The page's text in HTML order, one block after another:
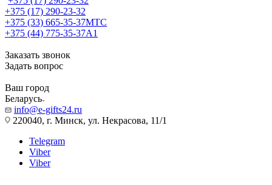
+375 (17) 290-23-32
+375 (33) 665-35-37МТС
+375 (44) 775-35-37А1
Заказать звонок
Задать вопрос
Ваш город
Беларусь
info@e-gifts24.ru
220040, г. Минск, ул. Некрасова, 11/1
Telegram
Viber
Viber